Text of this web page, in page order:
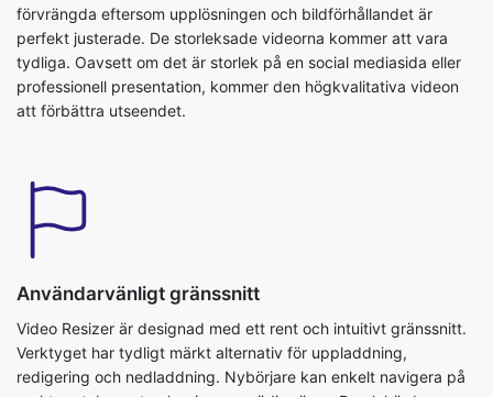
tydliga. Oavsett om det är storlek på en social mediasida eller
professionell presentation, kommer den högkvalitativa videon
att förbättra utseendet.
Användarvänligt gränssnitt
Video Resizer är designad med ett rent och intuitivt gränssnitt.
Verktyget har tydligt märkt alternativ för uppladdning,
redigering och nedladdning. Nybörjare kan enkelt navigera på
verktyget. Layouten har ingen onödig röran. Den lyhörda
designen säkerställer att gränssnittet är funktionellt på